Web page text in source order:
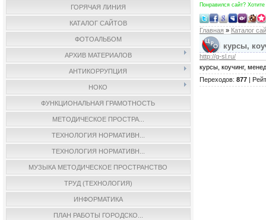
ГОРЯЧАЯ ЛИНИЯ
КАТАЛОГ САЙТОВ
ФОТОАЛЬБОМ
АРХИВ МАТЕРИАЛОВ
АНТИКОРРУПЦИЯ
НОКО
ФУНКЦИОНАЛЬНАЯ ГРАМОТНОСТЬ
МЕТОДИЧЕСКОЕ ПРОСТРА...
ТЕХНОЛОГИЯ НОРМАТИВН...
ТЕХНОЛОГИЯ НОРМАТИВН...
МУЗЫКА МЕТОДИЧЕСКОЕ ПРОСТРАНСТВО
ТРУД (ТЕХНОЛОГИЯ)
ИНФОРМАТИКА
ПЛАН РАБОТЫ ГОРОДСКО...
Понравился сайт?
Главная » Каталог
курсы,
http://g-sl.ru/
курсы, коучинг,
Переходов: 877|